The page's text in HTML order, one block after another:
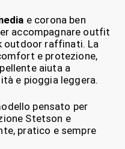
e corona ben
accompagnare outfit
outdoor raffinati. La
e protezione,
aiuta a
e pioggia leggera.
pensato per
Stetson e
pratico e sempre